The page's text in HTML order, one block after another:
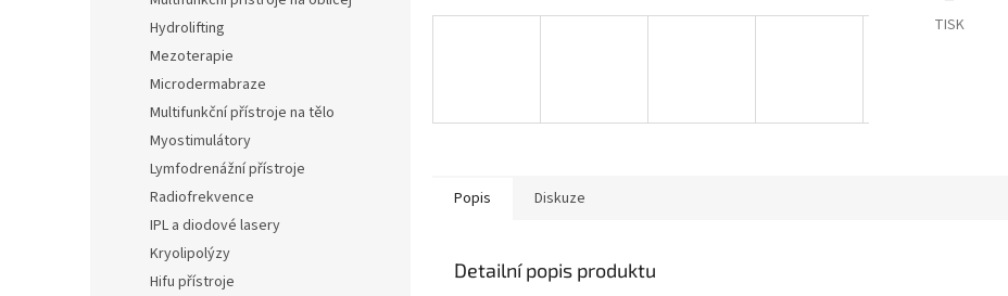
Hydrolifting
Mezoterapie
Microdermabraze
Multifunkční přístroje na tělo
Myostimulátory
Lymfodrenážní přístroje
Radiofrekvence
IPL a diodové lasery
Kryolipolýzy
Hifu přístroje
TISK
Popis Diskuze
Detailní popis produktu